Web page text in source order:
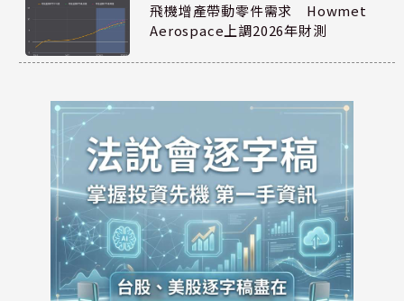
飛機增產帶動零件需求 Howmet
Aerospace上調2026年財測